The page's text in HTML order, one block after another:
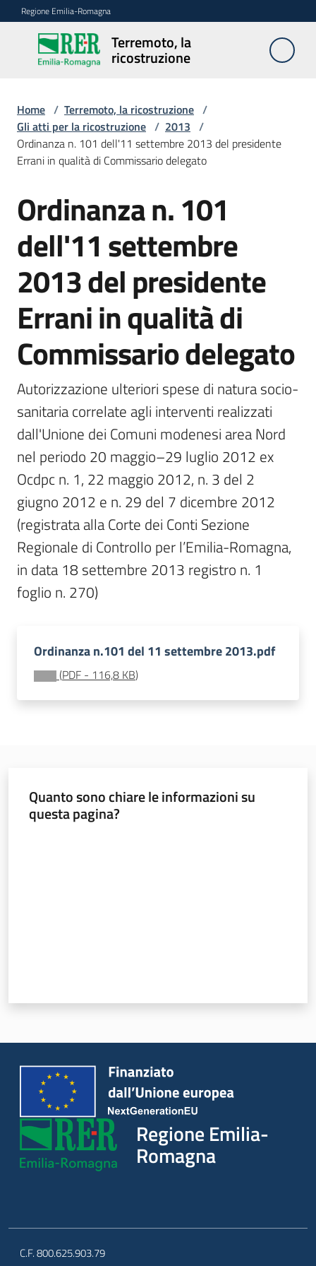
Vai al contenuto
Vai alla navigazione
Vai al footer
Regione Emilia-Romagna
Terremoto, la
ricostruzione
Terremoto,
la
Novità
Atti
Accesso
ai
contributi
Monitoraggio
A
g
e
n
z
i
a
r
e
Emilia-
Regione
Novità
Servizi
Home / Terremoto, la ricostruzione /
Gli atti per la ricostruzione / 2013 /
Ordinanza n. 101 dell'11 settembre 2013 del presidente
Errani in qualità di Commissario delegato
Ordinanza n. 101
dell'11 settembre
2013 del presidente
Errani in qualità di
Commissario delegato
Autorizzazione ulteriori spese di natura socio-
sanitaria correlate agli interventi realizzati
dall'Unione dei Comuni modenesi area Nord
nel periodo 20 maggio–29 luglio 2012 ex
Ocdpc n. 1, 22 maggio 2012, n. 3 del 2
giugno 2012 e n. 29 del 7 dicembre 2012
(registrata alla Corte dei Conti Sezione
Regionale di Controllo per l’Emilia-Romagna,
in data 18 settembre 2013 registro n. 1
foglio n. 270)
Ordinanza n.101 del 11 settembre 2013.pdf
(PDF - 116,8 KB)
Quanto sono chiare le informazioni su
questa pagina?
Regione Emilia-
Romagna
C.F. 800.625.903.79